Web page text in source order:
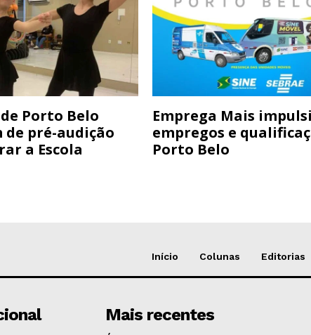
Porto Belo
pré-audição
a Escola
Emprega Mais
empregos e
Porto Belo
Início Colunas Editorias
Mais recentes